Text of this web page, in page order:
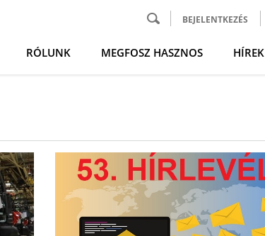
BEJELENTKEZÉS
RÓLUNK MEGFOSZ HASZNOS HÍREK